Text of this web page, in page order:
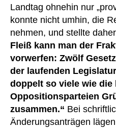
Landtag ohnehin nur
konnte nicht umhin, die
nehmen, und stellte
Fleiß kann man der
vorwerfen: Zwölf
der laufenden
doppelt so viele wie die
Oppositionsparteien
zusammen.“ Bei
Änderungsanträgen